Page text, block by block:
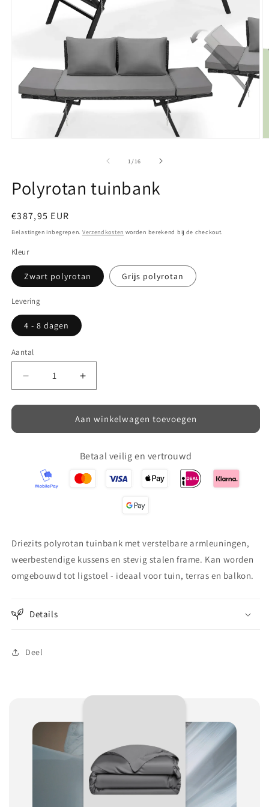
1 /van
16
Polyrotan tuinbank
Normale
prijs
€387,95 EUR
Belastingen inbegrepen. Verzendkosten worden berekend bij de checkout.
Kleur
Zwart polyrotan Grijs polyrotan
Levering
4 - 8 dagen
Aantal
Aantal
verlagen
voor
tuinbank
Aantal
verhogen
voor
Polyrotan
tuinbank
Aan winkelwagen toevoegen
Betaal veilig en vertrouwd
Driezits polyrotan tuinbank met verstelbare armleuningen,
weerbestendige kussens en stevig stalen frame. Kan worden
omgebouwd tot ligstoel - ideaal voor tuin, terras en balkon.
Details
Deel